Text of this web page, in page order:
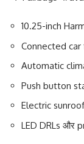
10.25-inch
Connected
Automatic
Push button
Electric
LED DRLs और